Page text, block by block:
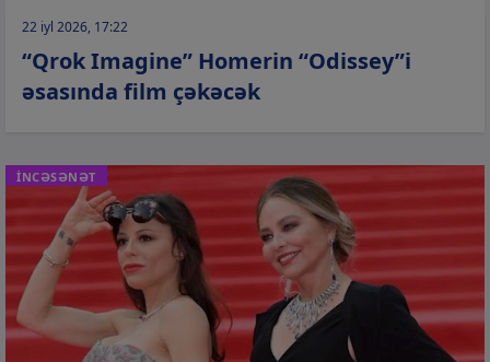
22 iyl 2026, 17:22
“Qrok Imagine” Homerin “Odissey”i
əsasında film çəkəcək
İNCƏSƏNƏT